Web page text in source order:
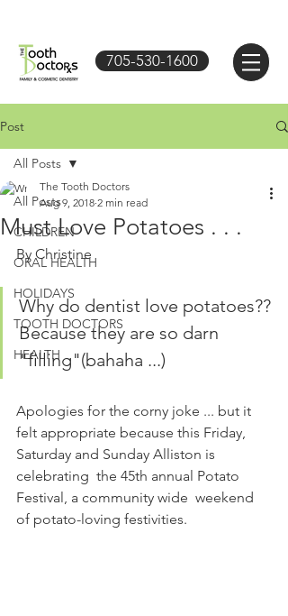
705-530-1600
Post
All Posts
CHILDREN
ORAL HEALTH
HOLIDAYS
TOOTH DOCTORS
HEALTH
All Posts
Must Love Potatoes . . .
The Tooth Doctors
Aug 9, 2018 2 min read
By Christine
Why do dentist love potatoes??
Because they are so darn
"filling"(bahaha ...)
Apologies for the corny joke ... but it
felt appropriate because this Friday,
Saturday and Sunday Alliston is
celebrating  the 45th annual Potato
Festival, a community wide  weekend
of potato-loving festivities.